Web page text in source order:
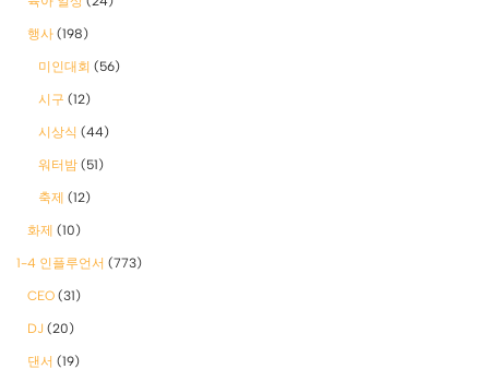
행사 (198)
미인대회 (56)
시구 (12)
시상식 (44)
워터밤 (51)
축제 (12)
화제 (10)
1-4 인플루언서 (773)
CEO (31)
DJ (20)
댄서 (19)